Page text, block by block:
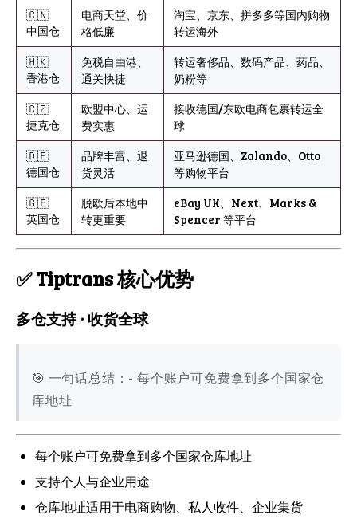
🇨🇳
中国仓
电商天堂、价
格低廉
淘宝、京东、拼多多等国内购物
转运海外
🇭🇰
香港仓
免税自由港、
通关快捷
转运奢侈品、数码产品、药品、
奶粉等
🇨🇿
捷克仓
欧盟中心、运
费实惠
接收德国/东欧电商包裹转运全
球
🇩🇪
德国仓
品牌丰富、退
货灵活
亚马逊德国、Zalando、Otto
等购物平台
🇬🇧
英国仓
脱欧后本地中
转更重要
eBay UK、Next、Marks &
Spencer 等平台
✅ Tiptrans 核心优势
多仓支持 · 收货全球
🎯 一句话总结：- 每个账户可免费拿到多个国家仓
库地址
每个账户可免费拿到多个国家仓库地址
支持个人与企业用途
仓库地址适用于电商购物、私人收件、企业集货